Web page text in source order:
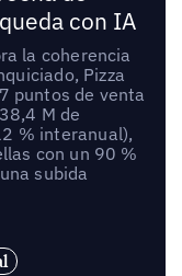
con IA
la coherencia
Pizza
puntos de venta
M de
% interanual),
con un 90 %
subida